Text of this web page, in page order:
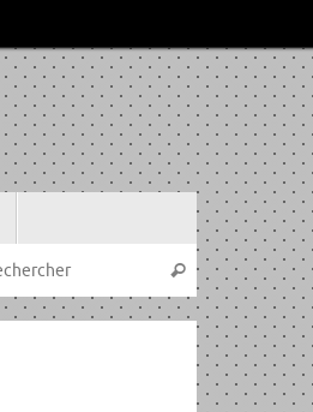
Recherche
Rechercher